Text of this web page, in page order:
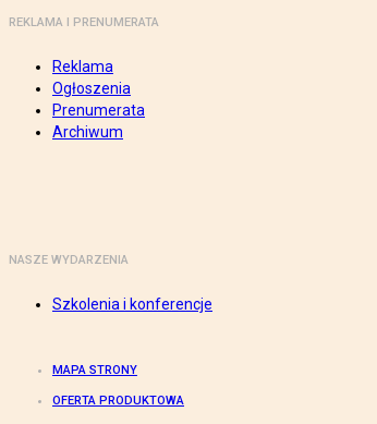
REKLAMA I PRENUMERATA
Reklama
Ogłoszenia
Prenumerata
Archiwum
NASZE WYDARZENIA
Szkolenia i konferencje
MAPA STRONY
OFERTA PRODUKTOWA